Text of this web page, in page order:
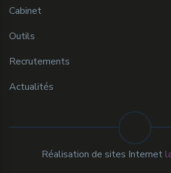
Cabinet
Outils
Recrutements
Actualités
Réalisation de sites Internet